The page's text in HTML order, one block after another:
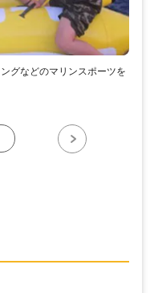
グなどのマリンスポーツを